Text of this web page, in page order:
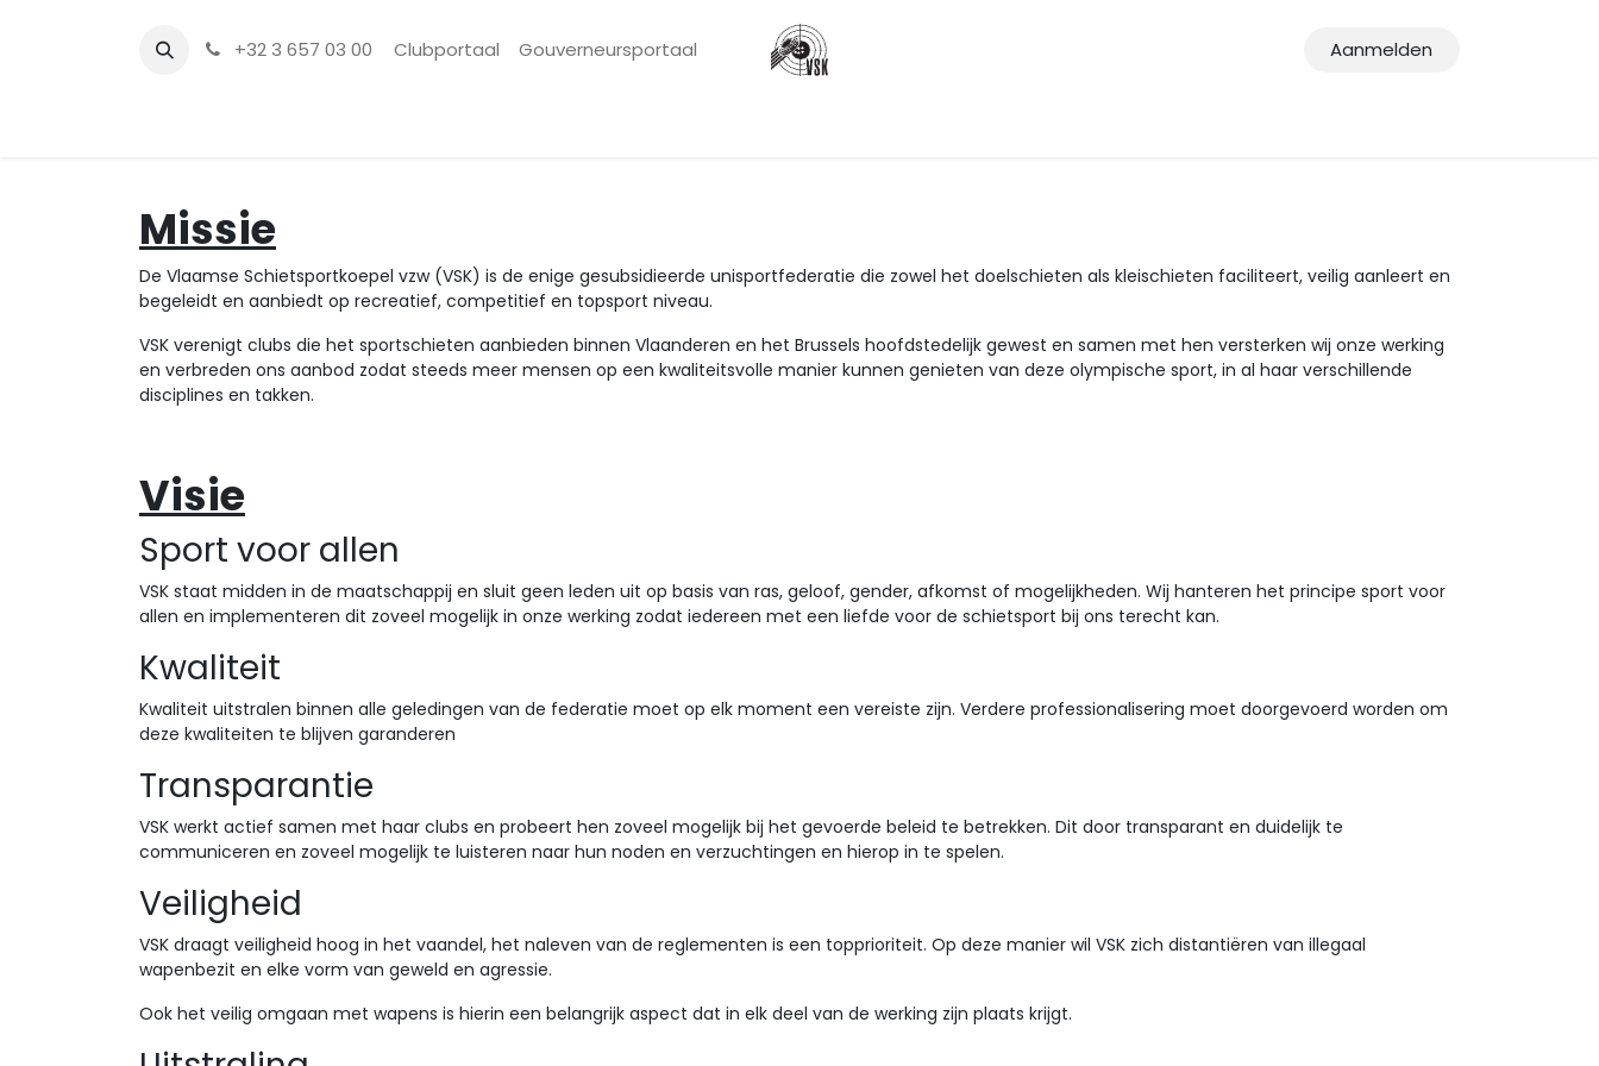
+32 3 657 03 00 Clubportaal Gouverneursportaal Aanmelden
Missie
De Vlaamse Schietsportkoepel vzw (VSK) is de enige gesubsidieerde unisportfederatie die zowel het doelschieten als kleischieten faciliteert, veilig aanleert en
begeleidt en aanbiedt op recreatief, competitief en topsport niveau.
VSK verenigt clubs die het sportschieten aanbieden binnen Vlaanderen en het Brussels hoofdstedelijk gewest en samen met hen versterken wij onze werking
en verbreden ons aanbod zodat steeds meer mensen op een kwaliteitsvolle manier kunnen genieten van deze olympische sport, in al haar verschillende
disciplines en takken.
Visie
Sport voor allen
VSK staat midden in de maatschappij en sluit geen leden uit op basis van ras, geloof, gender, afkomst of mogelijkheden. Wij hanteren het principe sport voor
allen en implementeren dit zoveel mogelijk in onze werking zodat iedereen met een liefde voor de schietsport bij ons terecht kan.
Kwaliteit
Kwaliteit uitstralen binnen alle geledingen van de federatie moet op elk moment een vereiste zijn. Verdere professionalisering moet doorgevoerd worden om
deze kwaliteiten te blijven garanderen
Transparantie
VSK werkt actief samen met haar clubs en probeert hen zoveel mogelijk bij het gevoerde beleid te betrekken. Dit door transparant en duidelijk te
communiceren en zoveel mogelijk te luisteren naar hun noden en verzuchtingen en hierop in te spelen.
Veiligheid
VSK draagt veiligheid hoog in het vaandel, het naleven van de reglementen is een topprioriteit. Op deze manier wil VSK zich distantiëren van illegaal
wapenbezit en elke vorm van geweld en agressie.
Ook het veilig omgaan met wapens is hierin een belangrijk aspect dat in elk deel van de werking zijn plaats krijgt.